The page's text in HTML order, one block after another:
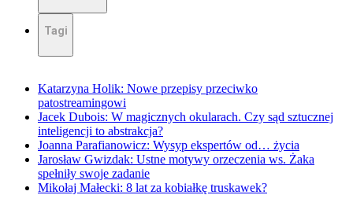
Tagi
Katarzyna Holik: Nowe przepisy przeciwko
patostreamingowi
Jacek Dubois: W magicznych okularach. Czy sąd sztucznej
inteligencji to abstrakcja?
Joanna Parafianowicz: Wysyp ekspertów od… życia
Jarosław Gwizdak: Ustne motywy orzeczenia ws. Żaka
spełniły swoje zadanie
Mikołaj Małecki: 8 lat za kobiałkę truskawek?